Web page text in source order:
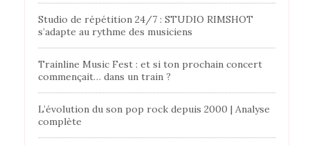
Studio de répétition 24/7 : STUDIO RIMSHOT
s’adapte au rythme des musiciens
Trainline Music Fest : et si ton prochain concert
commençait… dans un train ?
L’évolution du son pop rock depuis 2000 | Analyse
complète